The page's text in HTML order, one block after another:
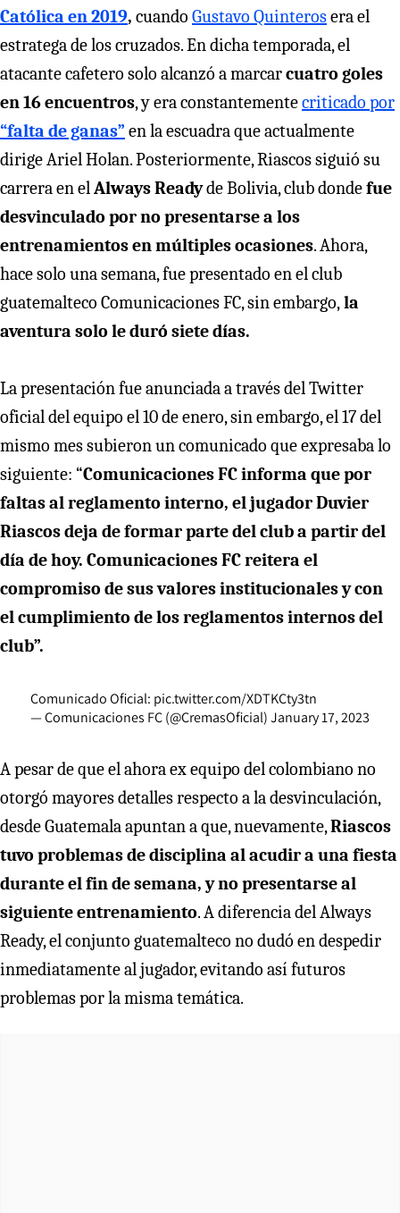
Católica en 2019, cuando Gustavo Quinterosera el
estratega de los cruzados. En dicha temporada, el
atacante cafetero solo alcanzó a marcarcuatro goles
en 16 encuentros, y era constantementecriticado por
“falta de ganas” en la escuadra que actualmente
dirige Ariel Holan. Posteriormente, Riascos siguió su
carrera en elAlways Readyde Bolivia, club dondefue
desvinculado por no presentarse a los
entrenamientos en múltiples ocasiones. Ahora,
hace solo una semana, fue presentado en el club
guatemalteco Comunicaciones FC, sin embargo,la
aventura solo le duró siete días.
La presentación fue anunciada a través del Twitter
oficial del equipo el 10 de enero, sin embargo, el 17 del
mismo mes subieron un comunicado que expresaba lo
siguiente: “Comunicaciones FC informa que por
faltas al reglamento interno, el jugador Duvier
Riascos deja de formar parte del club a partir del
día de hoy. Comunicaciones FC reitera el
compromiso de sus valores institucionales y con
el cumplimiento de los reglamentos internos del
club”.
Comunicado Oficial: pic.twitter.com/XDTKCty3tn
— Comunicaciones FC (@CremasOficial)January 17, 2023
A pesar de que el ahora ex equipo del colombiano no
otorgó mayores detalles respecto a la desvinculación,
desde Guatemala apuntan a que, nuevamente,Riascos
tuvo problemas de disciplina al acudir a una fiesta
durante el fin de semana, y no presentarse al
siguiente entrenamiento. A diferencia del Always
Ready, el conjunto guatemalteco no dudó en despedir
inmediatamente al jugador, evitando así futuros
problemas por la misma temática.